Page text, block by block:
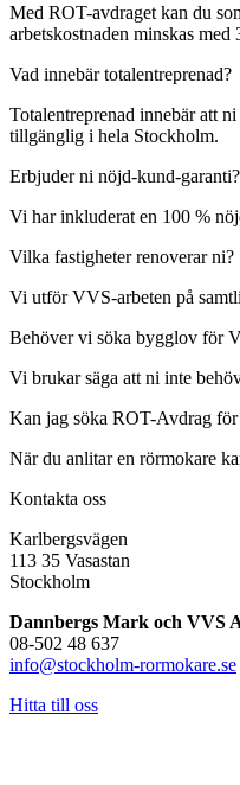
Med ROT-avdraget kan du
arbetskostnaden minskas
Vad innebär totalentreprenad?
Totalentreprenad innebär att
tillgänglig i hela Stockholm.
Erbjuder ni nöjd-kund-garanti?
Vi har inkluderat en 100 %
Vilka fastigheter renoverar ni?
Vi utför VVS-arbeten på
Behöver vi söka bygglov för
Vi brukar säga att ni inte
Kan jag söka ROT-Avdrag
När du anlitar en rörmokare
Kontakta oss
Karlbergsvägen
113 35 Vasastan
Stockholm
Dannbergs Mark och VVS
08-502 48 637
info@stockholm-rormokare.se
Hitta till oss